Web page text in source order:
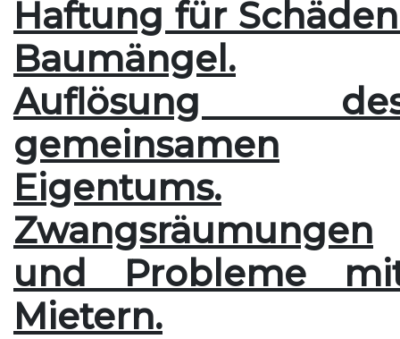
Haftung für
Baumängel.
Auflösung
gemeinsamen
Eigentums.
Zwangsräumungen
und Probleme
Mietern.